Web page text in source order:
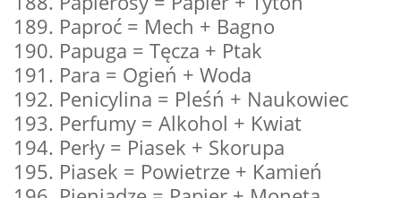
189. Paproć = Mech + Bagno
190. Papuga = Tęcza + Ptak
191. Para = Ogień + Woda
192. Penicylina = Pleśń + Naukowiec
193. Perfumy = Alkohol + Kwiat
194. Perły = Piasek + Skorupa
195. Piasek = Powietrze + Kamień